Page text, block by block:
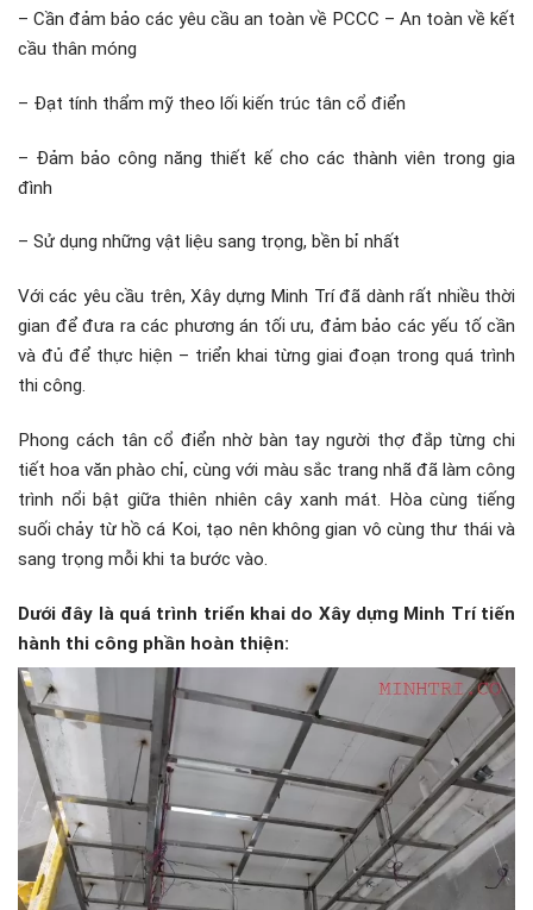
– Cần đảm bảo các yêu cầu an toàn về PCCC – An toàn về kết
cầu thân móng
– Đạt tính thẩm mỹ theo lối kiến trúc tân cổ điển
– Đảm bảo công năng thiết kế cho các thành viên trong gia
đình
– Sử dụng những vật liệu sang trọng, bền bỉ nhất
Với các yêu cầu trên, Xây dựng Minh Trí đã dành rất nhiều thời
gian để đưa ra các phương án tối ưu, đảm bảo các yếu tố cần
và đủ để thực hiện – triển khai từng giai đoạn trong quá trình
thi công.
Phong cách tân cổ điển nhờ bàn tay người thợ đắp từng chi
tiết hoa văn phào chỉ, cùng với màu sắc trang nhã đã làm công
trình nổi bật giữa thiên nhiên cây xanh mát. Hòa cùng tiếng
suối chảy từ hồ cá Koi, tạo nên không gian vô cùng thư thái và
sang trọng mỗi khi ta bước vào.
Dưới đây là quá trình triển khai do Xây dựng Minh Trí tiến
hành thi công phần hoàn thiện: